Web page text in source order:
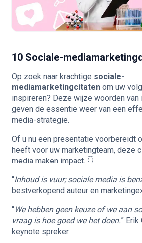
10 Sociale-
Op zoek naar krachtige sociale-
mediamarketingcitaten om uw
inspireren? Deze wijze woorden
geven de essentie weer van een
media-strategie.
Of u nu een presentatie voorbereidt
heeft voor uw marketingteam, deze
media maken impact. 👇
“Inhoud is vuur; sociale media is
bestverkopend auteur en
“We hebben geen keuze of we aan
vraag is hoe goed we het doen.” Erik
keynote spreker.